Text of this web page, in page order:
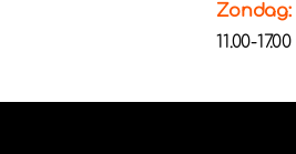
Zondag:
11.00-17.00